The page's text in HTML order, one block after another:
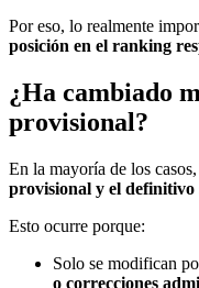
Por eso, lo realmente
posición en el ranking
¿Ha cambiado
provisional?
En la mayoría de los casos,
provisional y el definitivo
Esto ocurre porque:
Solo se modifican
o correcciones